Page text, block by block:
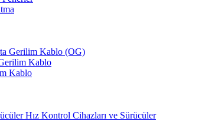
Gerilim Kablo (OG)
Kablo
Kablo
Hız Kontrol Cihazları ve Sürücüler